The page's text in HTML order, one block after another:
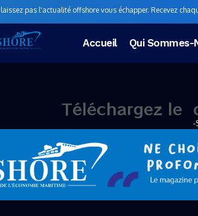
laissez pas l'actualité offshore vous échapper. Recevez
Accueil Qui Sommes-
Téléchargez le no
-